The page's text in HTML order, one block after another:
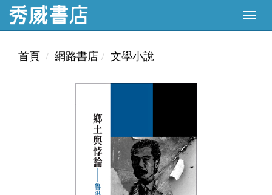
首頁 網路書店 文學小說